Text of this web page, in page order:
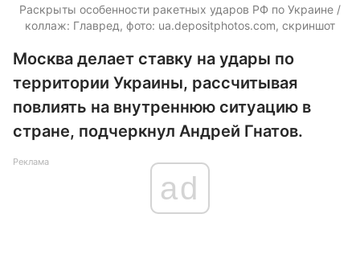
Раскрыты особенности ракетных ударов РФ по Украине /
коллаж: Главред, фото: ua.depositphotos.com, скриншот
Москва делает ставку на удары по
территории Украины, рассчитывая
повлиять на внутреннюю ситуацию в
стране, подчеркнул Андрей Гнатов.
Реклама
ad